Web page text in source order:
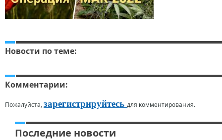
Новости по теме:
Комментарии:
Пожалуйста,зарегистрируйтесь для комментирования.
Последние новости